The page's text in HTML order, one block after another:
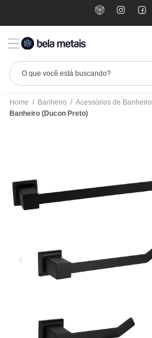
Home / Banheiro / Acessórios de Banheiro
Banheiro (Ducon Preto)